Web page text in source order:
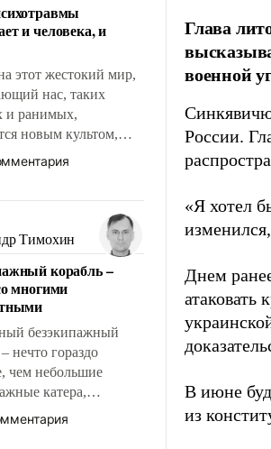
и человека, и
этот жестокий мир,
нас, таких
и ранимых,
новым культом,
вытесняя и
традиционное
и твердым под
судьбы, брать на себя
помогать
вперед и
Тимохин
корабль –
многими
безэкипажный
нечто гораздо
чем небольшие
катера,
которых уже
Задача по
Глава
военной
России.
«Я хотел
Днем
атаковать
В июне
из